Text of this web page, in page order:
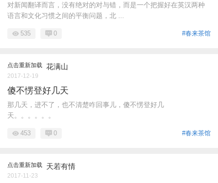
对新闻翻译而言，没有绝对的对与错，而是一个把握好在英汉两种
语言和文化习惯之间的平衡问题，北 ...
#春来茶馆
535 0
点击重新加载 花满山
2017-12-19
傻不愣登好几天
那几天，进不了，也不清楚咋回事儿，傻不愣登好几
天。。。。。。
#春来茶馆
453 0
点击重新加载 天若有情
2017-11-23